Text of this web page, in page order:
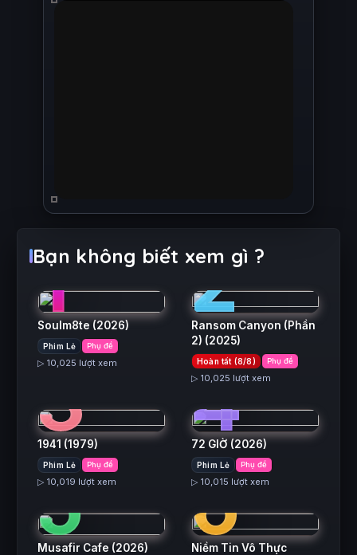
Bạn không biết xem gì ?
1
Soulm8te (2026)
Phim Lẻ Phụ đề
▷ 10,025 lượt xem
2
Ransom Canyon (Phần
2) (2025)
Hoàn tất (8/8) Phụ đề
▷ 10,025 lượt xem
3
1941 (1979)
Phim Lẻ Phụ đề
▷ 10,019 lượt xem
4
72 GIỜ (2026)
Phim Lẻ Phụ đề
▷ 10,015 lượt xem
5
Musafir Cafe (2026) 6
Niềm Tin Vô Thực